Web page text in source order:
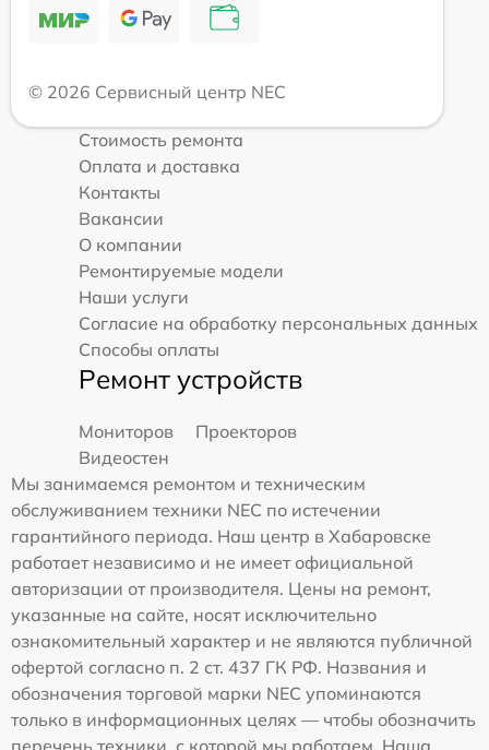
© 2026 Сервисный центр NEC
Стоимость ремонта
Оплата и доставка
Контакты
Вакансии
О компании
Ремонтируемые модели
Наши услуги
Согласие на обработку персональных данных
Способы оплаты
Ремонт устройств
Мониторов
Проекторов
Видеостен
Мы занимаемся ремонтом и техническим
обслуживанием техники NEC по истечении
гарантийного периода. Наш центр в Хабаровске
работает независимо и не имеет официальной
авторизации от производителя. Цены на ремонт,
указанные на сайте, носят исключительно
ознакомительный характер и не являются публичной
офертой согласно п. 2 ст. 437 ГК РФ. Названия и
обозначения торговой марки NEC упоминаются
только в информационных целях — чтобы обозначить
перечень техники, с которой мы работаем. Наша